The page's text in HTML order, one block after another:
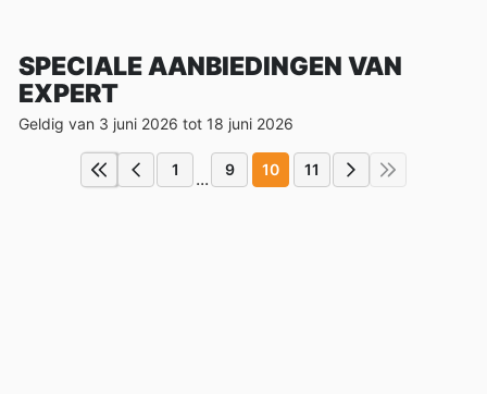
SPECIALE AANBIEDINGEN VAN
EXPERT
Geldig van 3 juni 2026 tot 18 juni 2026
1 ... 9 10 11